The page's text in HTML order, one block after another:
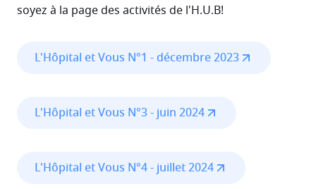
soyez à la page des activités de l'H.U.B!
L'Hôpital et Vous N°1 - décembre 2023
L'Hôpital et Vous N°3 - juin 2024
L'Hôpital et Vous N°4 - juillet 2024